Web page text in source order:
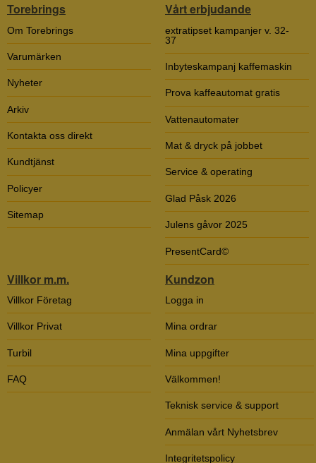
Torebrings
Om Torebrings
Varumärken
Nyheter
Arkiv
Kontakta oss direkt
Kundtjänst
Policyer
Sitemap
Vårt erbjudande
extratipset kampanjer v. 32-
37
Inbyteskampanj kaffemaskin
Prova kaffeautomat gratis
Vattenautomater
Mat & dryck på jobbet
Service & operating
Glad Påsk 2026
Julens gåvor 2025
PresentCard©
Villkor m.m.
Villkor Företag
Villkor Privat
Turbil
FAQ
Kundzon
Logga in
Mina ordrar
Mina uppgifter
Välkommen!
Teknisk service & support
Anmälan vårt Nyhetsbrev
Integritetspolicy